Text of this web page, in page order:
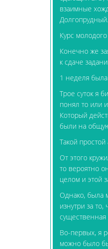
взаимные
Курс
Конечно же
к сдаче
1 неделя
Трое суток я
понял то или
Который
были на
Такой
От этого
то вероятно
целом и этой
Однако, была
изнутри за
Во-первых, я
можно было